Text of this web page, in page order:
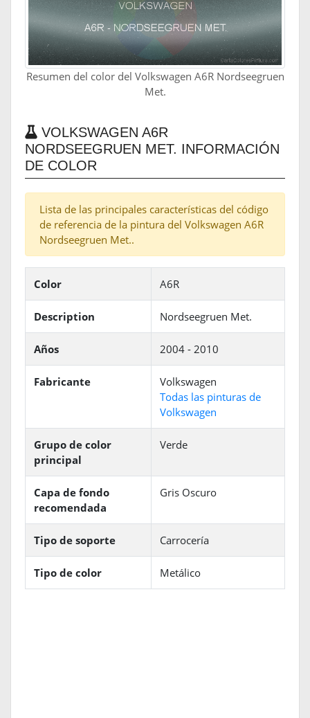
Resumen del color del Volkswagen A6R Nordseegruen
Met.
VOLKSWAGEN A6R
NORDSEEGRUEN MET. INFORMACIÓN
DE COLOR
Lista de las principales características del código
de referencia de la pintura del Volkswagen A6R
Nordseegruen Met..
Color A6R
Description Nordseegruen Met.
Años 2004 - 2010
Fabricante
Volkswagen
Todas las pinturas de
Volkswagen
Grupo de color
principal
Verde
Capa de fondo
recomendada
Gris Oscuro
Tipo de soporte Carrocería
Tipo de color Metálico